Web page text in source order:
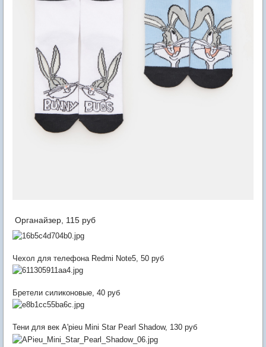
Органайзер, 115 руб
Чехол для телефона Redmi Note5, 50 руб
Бретели силиконовые, 40 руб
Тени для век A'pieu Mini Star Pearl Shadow, 130 руб